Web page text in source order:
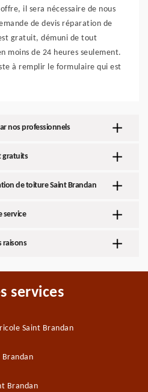
il sera nécessaire de nous
de devis réparation de
gratuit, démuni de tout
moins de 24 heures seulement.
à remplir le formulaire qui est
nos professionnels
gratuits
de toiture Saint Brandan
service
raisons
services
Saint Brandan
Brandan